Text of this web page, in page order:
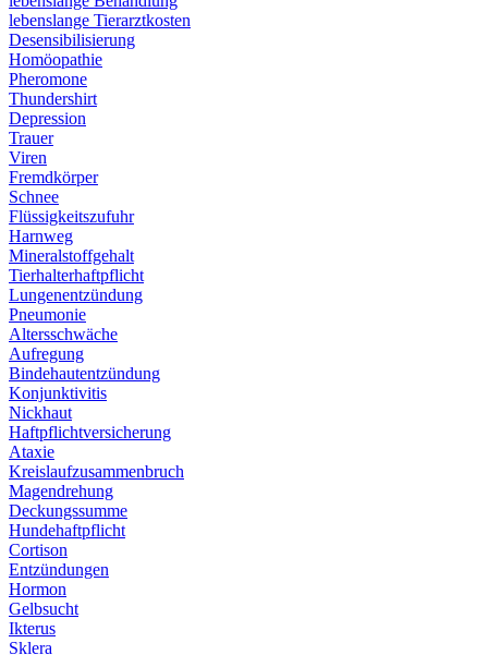
lebenslange Tierarztkosten
Desensibilisierung
Homöopathie
Pheromone
Thundershirt
Depression
Trauer
Viren
Fremdkörper
Schnee
Flüssigkeitszufuhr
Harnweg
Mineralstoffgehalt
Tierhalterhaftpflicht
Lungenentzündung
Pneumonie
Altersschwäche
Aufregung
Bindehautentzündung
Konjunktivitis
Nickhaut
Haftpflichtversicherung
Ataxie
Kreislaufzusammenbruch
Magendrehung
Deckungssumme
Hundehaftpflicht
Cortison
Entzündungen
Hormon
Gelbsucht
Ikterus
Sklera